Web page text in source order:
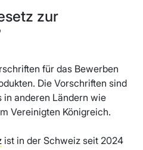
zur
für das Bewerben
Die Vorschriften sind
anderen Ländern wie
Vereinigten Königreich.
ist in der Schweiz seit 2024